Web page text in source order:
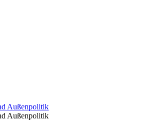
Außenpolitik
Außenpolitik